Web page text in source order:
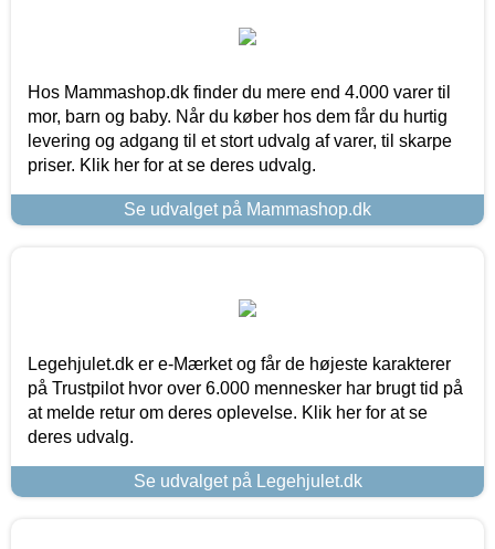
Hos Mammashop.dk finder du mere end 4.000 varer til
mor, barn og baby. Når du køber hos dem får du hurtig
levering og adgang til et stort udvalg af varer, til skarpe
priser. Klik her for at se deres udvalg.
Se udvalget på Mammashop.dk
Legehjulet.dk er e-Mærket og får de højeste karakterer
på Trustpilot hvor over 6.000 mennesker har brugt tid på
at melde retur om deres oplevelse. Klik her for at se
deres udvalg.
Se udvalget på Legehjulet.dk